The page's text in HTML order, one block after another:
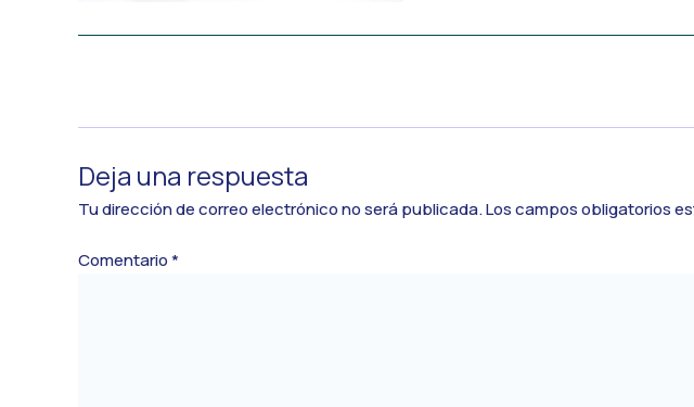
Deja una respuesta
Tu dirección de correo electrónico no será publicada.Los campos obligatorios
Comentario*